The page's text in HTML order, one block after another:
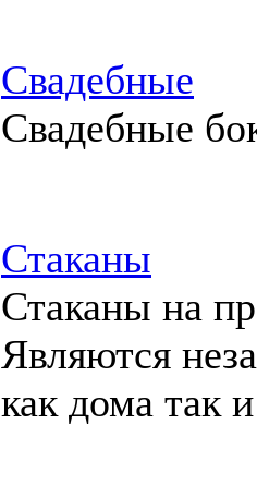
Свадебные
Свадебные
Стаканы
Стаканы на
Являются
как дома так